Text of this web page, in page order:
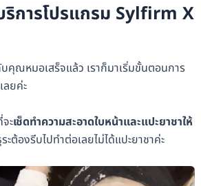
ริการโปรแกรม Sylfirm X
ณหมอเสร็จแล้ว เราก็มาเริ่มขั้นตอนการ
ยค่ะ
ะเช็ดทำความสะอาดใบหน้าและแปะยาชาให้
ะต้องรีบไปทำต่อเลยไม่ได้แปะยาชาค่ะ